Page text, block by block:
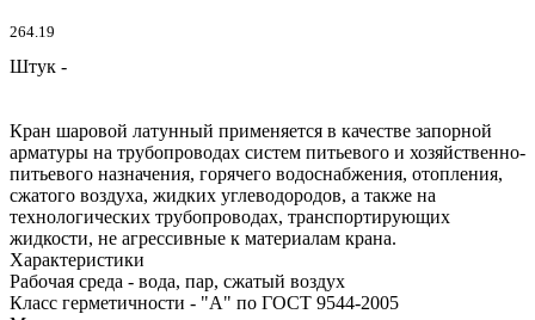
264.19
Штук -
Кран шаровой латунный применяется в качестве запорной
арматуры на трубопроводах систем питьевого и хозяйственно-
питьевого назначения, горячего водоснабжения, отопления,
сжатого воздуха, жидких углеводородов, а также на
технологических трубопроводах, транспортирующих
жидкости, не агрессивные к материалам крана.
Характеристики
Рабочая среда - вода, пар, сжатый воздух
Класс герметичности - "А" по ГОСТ 9544-2005